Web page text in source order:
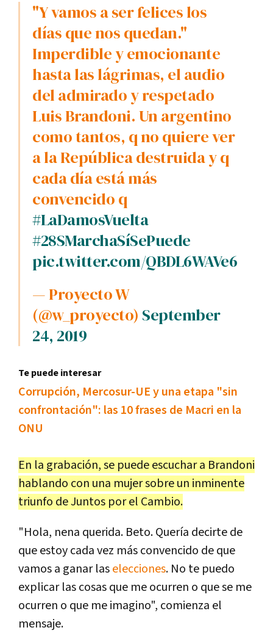
"Y vamos a ser felices los
días que nos quedan."
Imperdible y emocionante
hasta las lágrimas, el audio
del admirado y respetado
Luis Brandoni. Un argentino
como tantos, q no quiere ver
a la República destruida y q
cada día está más
convencido q
#LaDamosVuelta
#28SMarchaSíSePuede
pic.twitter.com/QBDL6WAVe6
— Proyecto W
(@w_proyecto) September
24, 2019
Te puede interesar
Corrupción, Mercosur-UE y una etapa "sin
confrontación": las 10 frases de Macri en la
ONU
En la grabación, se puede escuchar a Brandoni
hablando con una mujer sobre un inminente
triunfo de Juntos por el Cambio.
"Hola, nena querida. Beto. Quería decirte de
que estoy cada vez más convencido de que
vamos a ganar laselecciones. No te puedo
explicar las cosas que me ocurren o que se me
ocurren o que me imagino", comienza el
mensaje.